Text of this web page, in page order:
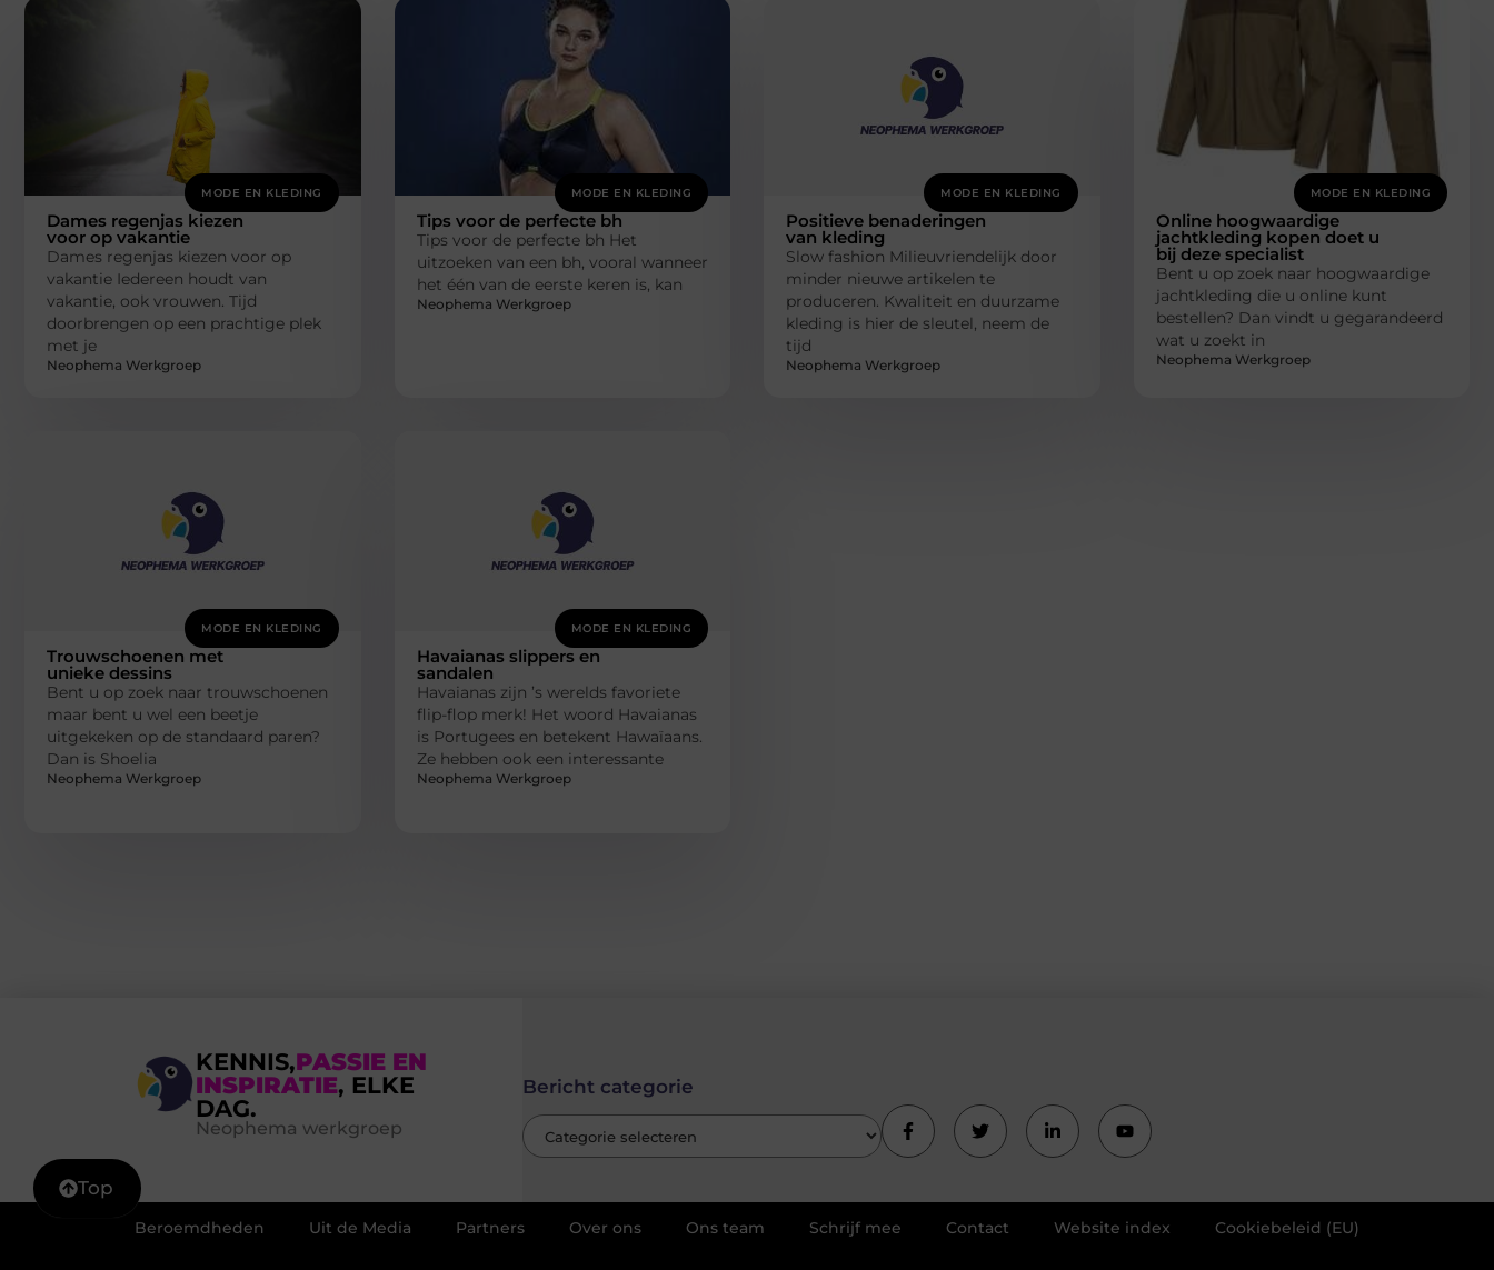
Top
MODE EN KLEDING
Dames regenjas kiezen
voor op vakantie
Dames regenjas kiezen voor op
vakantie Iedereen houdt van
vakantie, ook vrouwen. Tijd
doorbrengen op een prachtige plek
met je
Neophema Werkgroep
MODE EN KLEDING
Tips voor de perfecte bh
Tips voor de perfecte bh Het
uitzoeken van een bh, vooral wanneer
het één van de eerste keren is, kan
Neophema Werkgroep
MODE EN KLEDING
Positieve benaderingen
van kleding
Slow fashion Milieuvriendelijk door
minder nieuwe artikelen te
produceren. Kwaliteit en duurzame
kleding is hier de sleutel, neem de
tijd
Neophema Werkgroep
MODE EN KLEDING
Online hoogwaardige
jachtkleding kopen doet u
bij deze specialist
Bent u op zoek naar hoogwaardige
jachtkleding die u online kunt
bestellen? Dan vindt u gegarandeerd
wat u zoekt in
Neophema Werkgroep
MODE EN KLEDING
Trouwschoenen met
unieke dessins
Bent u op zoek naar trouwschoenen
maar bent u wel een beetje
uitgekeken op de standaard paren?
Dan is Shoelia
Neophema Werkgroep
MODE EN KLEDING
Havaianas slippers en
sandalen
Havaianas zijn ’s werelds favoriete
flip-flop merk! Het woord Havaianas
is Portugees en betekent Hawaïaans.
Ze hebben ook een interessante
Neophema Werkgroep
KENNIS,PASSIE EN
INSPIRATIE, ELKE
DAG.
Neophema werkgroep
Bericht categorie
Beroemdheden Uit de Media Partners Over ons Ons team Schrijf mee Contact Website index Cookiebeleid (EU)